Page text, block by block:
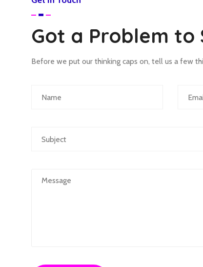
Got a Problem to
Before we put our thinking caps on, tell us a few